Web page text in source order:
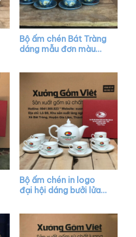
Bộ ấm chén Bát Tràng
dáng mẫu đơn màu
Bộ ấm chén in logo
đại hội dáng bưởi lửa